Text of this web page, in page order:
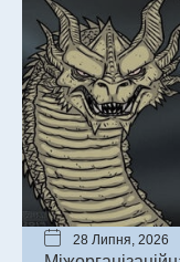
28 Липня, 2026